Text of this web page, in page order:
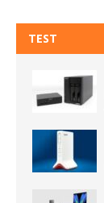
TEST